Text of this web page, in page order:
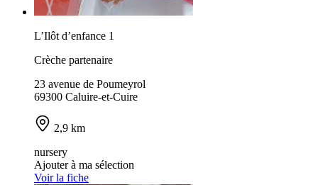
L’Ilôt d’enfance 1
Crèche partenaire
23 avenue de Poumeyrol
69300 Caluire-et-Cuire
2,9 km
nursery
Ajouter à ma sélection
Voir la fiche